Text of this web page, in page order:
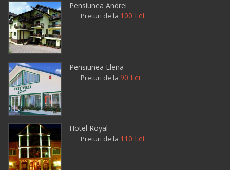
Pensiunea Andrei
Preturi de la 100 Lei
Pensiunea Elena
Preturi de la 90 Lei
Hotel Royal
Preturi de la 110 Lei